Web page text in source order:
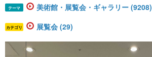
テーマ 美術館・展覧会・ギャラリー (9208)
カテゴリ 展覧会 (29)